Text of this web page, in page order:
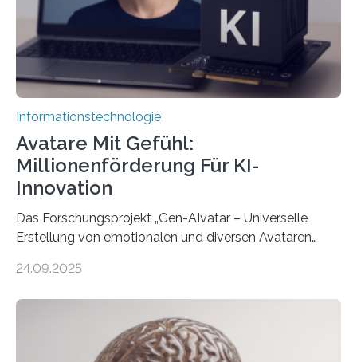
Informationstechnologie
Avatare Mit Gefühl:
Millionenförderung Für KI-
Innovation
Das Forschungsprojekt „Gen-AIvatar – Universelle
Erstellung von emotionalen und diversen Avataren
Förderung in Höhe von rund 2 Millionen Euro. Dabei
der MindPort GmbH eine neuartige, KI-gestützte
Lösung zur Erzeugung von Emotionen für realistische
24.09.2025